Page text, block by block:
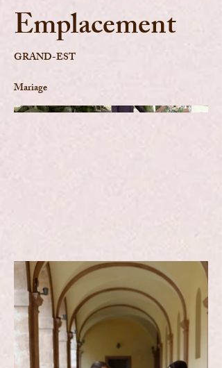
Emplacement
GRAND-EST
Mariage